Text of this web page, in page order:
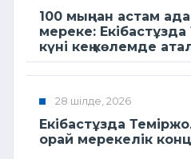
100 мыңнан астам
мереке:
күні кең көлемде
28 шілде, 2026
Екібастұзда
орай мерекелік